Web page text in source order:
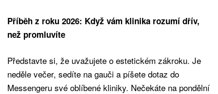
Příběh z roku 2026: Když vám klinika rozumí dřív,
než promluvíte
Představte si, že uvažujete o estetickém zákroku. Je
neděle večer, sedíte na gauči a píšete dotaz do
Messengeru své oblíbené kliniky. Nečekáte na pondělní